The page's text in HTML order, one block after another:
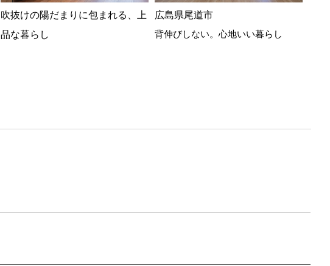
吹抜けの陽だまりに包まれる、上
品な暮らし
広島県尾道市
背伸びしない。心地いい暮らし